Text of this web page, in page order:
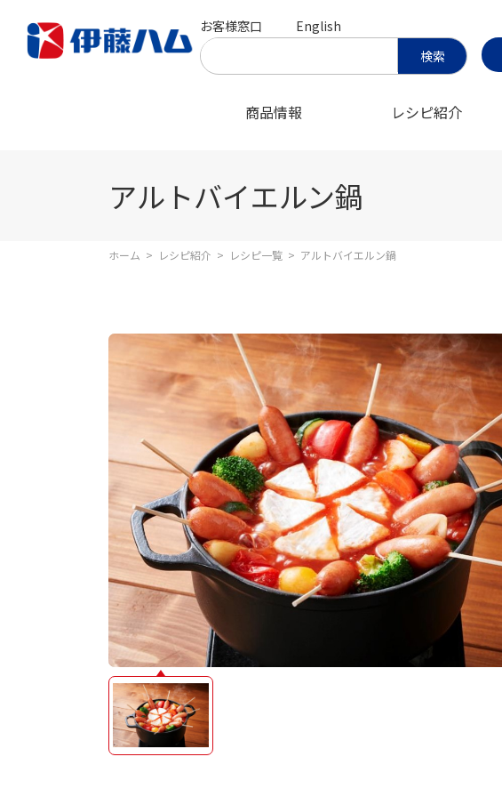
お客様窓口
English
商品情報 レシピ紹介
アルトバイエルン鍋
ホーム > レシピ紹介 > レシピ一覧 > アルトバイエルン鍋